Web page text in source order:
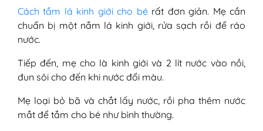
Cách tắm lá kinh giới cho bérất đơn giản. Mẹ cần
chuẩn bị một nắm lá kinh giới, rửa sạch rồi để ráo
nước.
Tiếp đến, mẹ cho là kinh giới và 2 lít nước vào nồi,
đun sôi cho đến khi nước đổi màu.
Mẹ loại bỏ bã và chắt lấy nước, rồi pha thêm nước
mắt để tắm cho bé như bình thường.